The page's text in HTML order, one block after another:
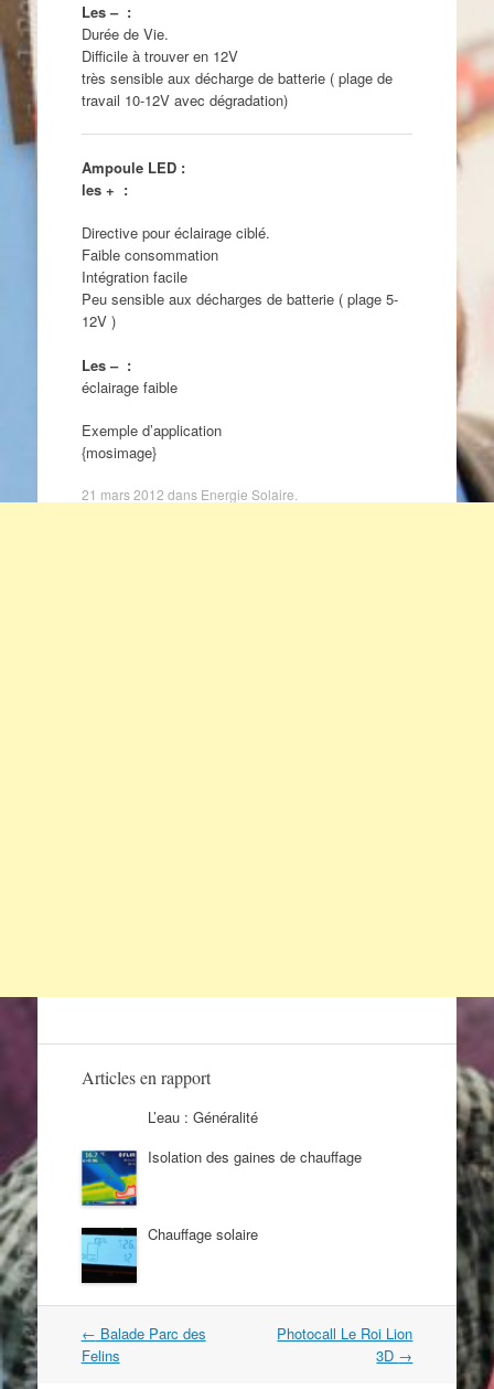
Les – :
Durée de Vie.
Difficile à trouver en 12V
très sensible aux décharge de batterie ( plage de
travail 10-12V avec dégradation)
Ampoule LED :
les + :
Directive pour éclairage ciblé.
Faible consommation
Intégration facile
Peu sensible aux décharges de batterie ( plage 5-
12V )
Les – :
éclairage faible
Exemple d’application
{mosimage}
21 mars 2012 dans Energie Solaire
Articles en rapport
L’eau : Généralité
Isolation des gaines de chauffage
Chauffage solaire
Navigation
dans
← Balade Parc des
Felins
Photocall Le Roi Lion
3D →